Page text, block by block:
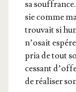
sa
sie comme
trou­vait si
n’o­sait
pria de tout
ces­sant
de réa­li­ser